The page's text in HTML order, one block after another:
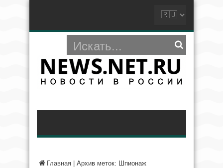
Главная Архив меток: Шпионаж